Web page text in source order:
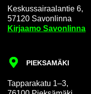
Kes­kus­sai­raa­lan­tie 6,
57120 Sa­von­lin­na
Kir­jaa­mo Sa­von­lin­na
PIEK­SA­MÄ­KI
Tap­pa­ra­ka­tu 1–3,